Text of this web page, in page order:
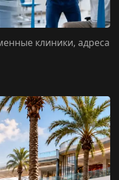
клиники, адреса